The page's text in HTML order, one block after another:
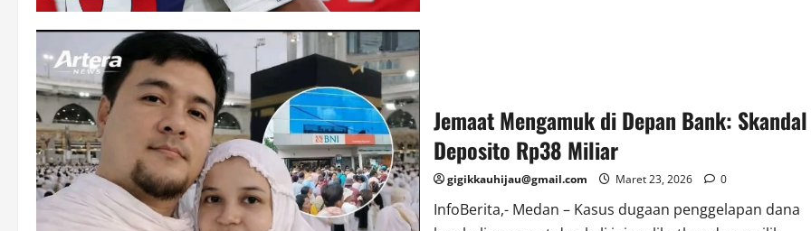
Jemaat Mengamuk di Depan Bank: Skandal
Deposito Rp38 Miliar
gigikkauhijau@gmail.com Maret 23, 2026 0
InfoBerita,- Medan – Kasus dugaan penggelapan dana